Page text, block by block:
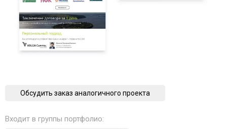
Обсудить заказ аналогичного проекта
Входит в группы портфолио: